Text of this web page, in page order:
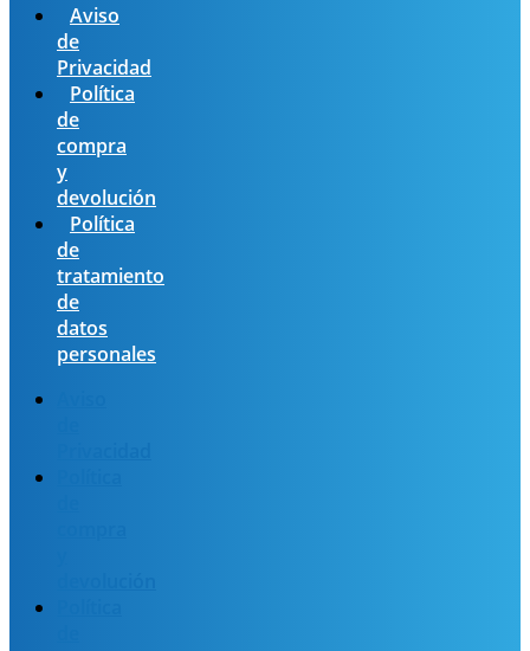
Aviso
de
Privacidad
Política
de
compra
y
devolución
Política
de
tratamiento
de
datos
personales